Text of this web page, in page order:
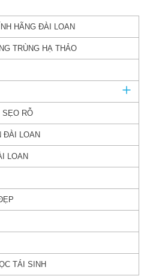
HÃNG ĐÀI LOAN
TRÙNG HẠ THẢO
SẸO RỖ
ĐÀI LOAN
LOAN
TÁI SINH